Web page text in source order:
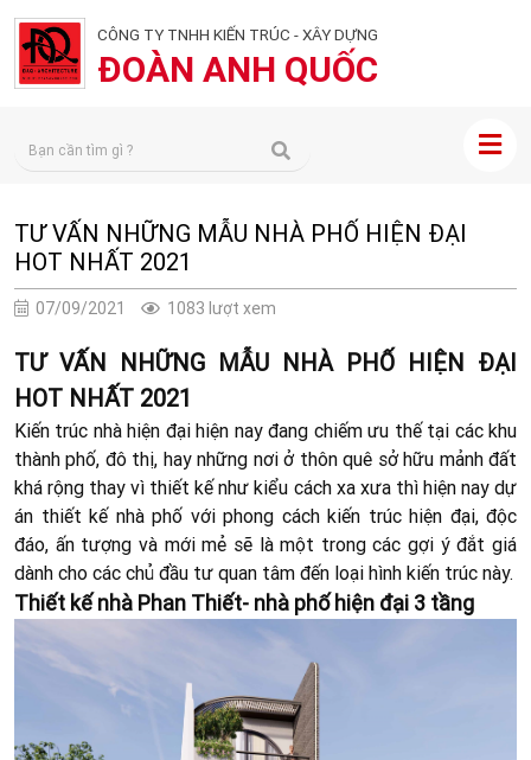
CÔNG TY TNHH KIẾN TRÚC - XÂY DỰNG
ĐOÀN ANH QUỐC
TƯ VẤN NHỮNG MẪU NHÀ PHỐ HIỆN ĐẠI
HOT NHẤT 2021
07/09/2021 1083 lượt xem
TƯ VẤN NHỮNG MẪU NHÀ PHỐ HIỆN ĐẠI
HOT NHẤT 2021
Kiến trúc nhà hiện đại hiện nay đang chiếm ưu thế tại các khu
thành phố, đô thị, hay những nơi ở thôn quê sở hữu mảnh đất
khá rộng thay vì thiết kế như kiểu cách xa xưa thì hiện nay dự
án thiết kế nhà phố với phong cách kiến trúc hiện đại, độc
đáo, ấn tượng và mới mẻ sẽ là một trong các gợi ý đắt giá
dành cho các chủ đầu tư quan tâm đến loại hình kiến trúc này.
Thiết kế nhà Phan Thiết- nhà phố hiện đại 3 tầng